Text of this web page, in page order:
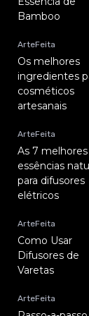
Bamboo
ArteFeita
Os melhores
ingredientes
cosméticos
artesanais
ArteFeita
As 7 melhores
essências
para difusores
elétricos
ArteFeita
Como Usar
Difusores de
Varetas
ArteFeita